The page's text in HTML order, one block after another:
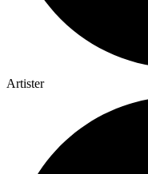
Artister